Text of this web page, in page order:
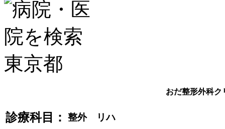
おだ整形外科ク
診療科目： 整外 リハ